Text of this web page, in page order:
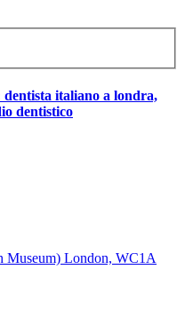
Museum) London, WC1A